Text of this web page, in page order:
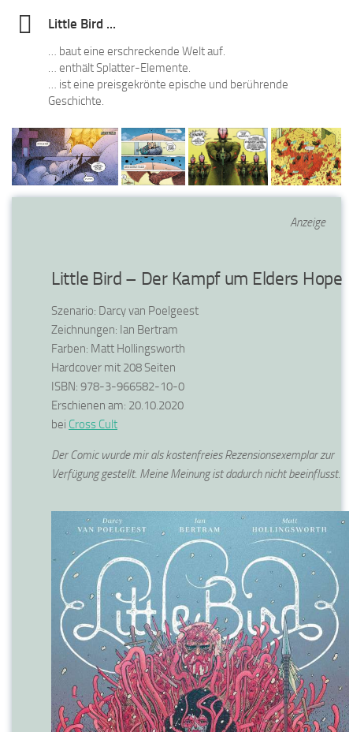
Little Bird ...
… baut eine erschreckende Welt auf.
… enthält Splatter-Elemente.
… ist eine preisgekrönte epische und berührende
Geschichte.
Anzeige
Little Bird – Der Kampf um Elders Hope
Szenario: Darcy van Poelgeest
Zeichnungen: Ian Bertram
Farben: Matt Hollingsworth
Hardcover mit 208 Seiten
ISBN: 978-3-966582-10-0
Erschienen am: 20.10.2020
bei Cross Cult
Der Comic wurde mir als kostenfreies Rezensionsexemplar zur
Verfügung gestellt. Meine Meinung ist dadurch nicht beeinflusst.